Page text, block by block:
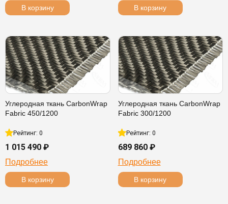
В корзину В корзину
Углеродная ткань CarbonWrap
Fabric 450/1200
Рейтинг: 0
1 015 490 ₽
Подробнее
В корзину
Углеродная ткань CarbonWrap
Fabric 300/1200
Рейтинг: 0
689 860 ₽
Подробнее
В корзину